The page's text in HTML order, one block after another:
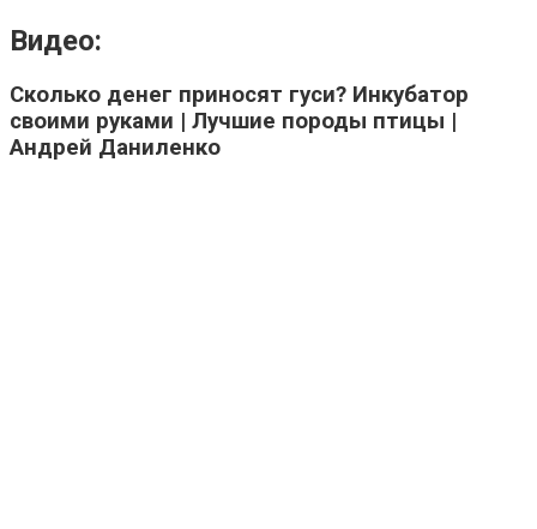
Видео:
Сколько денег приносят гуси? Инкубатор
своими руками | Лучшие породы птицы |
Андрей Даниленко